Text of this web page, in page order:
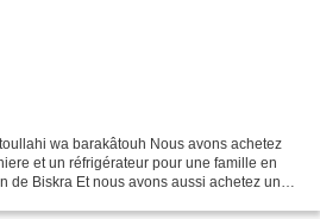
wa barakâtouh Nous avons achetez
et un réfrigérateur pour une famille en
de Biskra Et nous avons aussi achetez un